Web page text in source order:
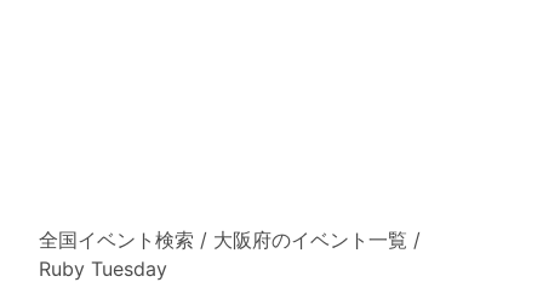
全国イベント検索 / 大阪府のイベント一覧 /
Ruby Tuesday